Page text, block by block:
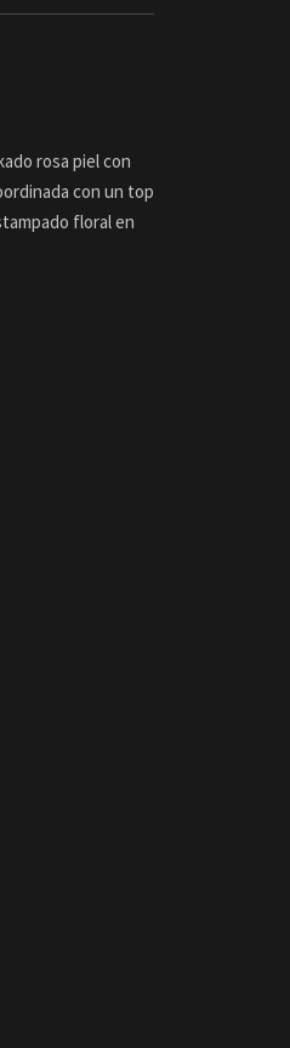
rosa piel con
con un top
floral en